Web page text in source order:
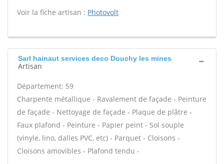
Voir la fiche artisan : Photovolt
Sarl hainaut services deco Douchy les mines
Artisan
Département: 59
Charpente métallique - Ravalement de façade - Peinture
de façade - Nettoyage de façade - Plaque de plâtre -
Faux plafond - Peinture - Papier peint - Sol souple
(vinyle, lino, dalles PVC, etc) - Parquet - Cloisons -
Cloisons amovibles - Plafond tendu -